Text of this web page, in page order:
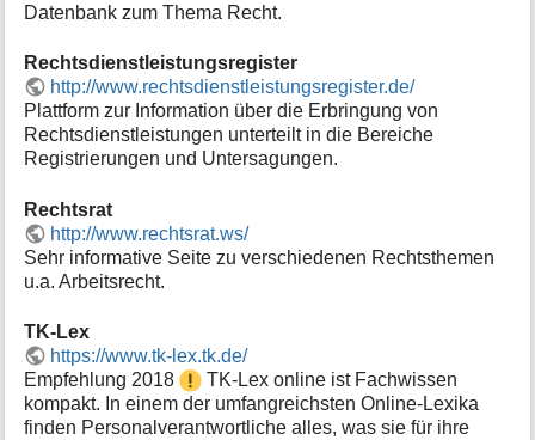
Datenbank zum Thema Recht.
Rechtsdienstleistungsregister
http://www.rechtsdienstleistungsregister.de/
Plattform zur Information über die Erbringung von
Rechtsdienstleistungen unterteilt in die Bereiche
Registrierungen und Untersagungen.
Rechtsrat
http://www.rechtsrat.ws/
Sehr informative Seite zu verschiedenen Rechtsthemen
u.a. Arbeitsrecht.
TK-Lex
https://www.tk-lex.tk.de/
Empfehlung 2018
TK-Lex online ist Fachwissen
kompakt. In einem der umfangreichsten Online-Lexika
finden Personalverantwortliche alles, was sie für ihre